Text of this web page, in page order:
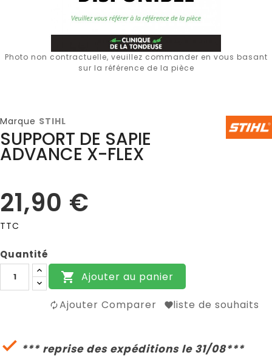
Photo non contractuelle, veuillez commander en vous basant
sur la référence de la pièce
Marque STIHL
SUPPORT DE SAPIE
ADVANCE X-FLEX
21,90 €
TTC
Quantité
 Ajouter au panier
Ajouter Comparer liste de souhaits
 *** reprise des expéditions le 31/08***